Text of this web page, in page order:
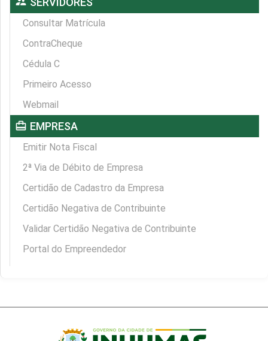
Consultar Matrícula
ContraCheque
Cédula C
Primeiro Acesso
Webmail
card_travel EMPRESA
Emitir Nota Fiscal
2ª Via de Débito de Empresa
Certidão de Cadastro da Empresa
Certidão Negativa de Contribuinte
Validar Certidão Negativa de Contribuinte
Portal do Empreendedor